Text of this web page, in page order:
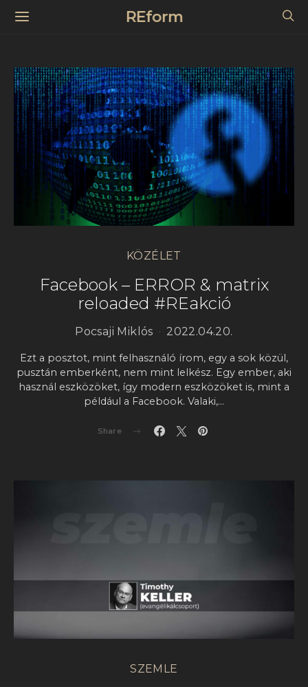
REform
KÖZÉLET
Facebook – ERROR & matrix
reloaded #REakció
Pocsaji Miklós 2022.04.20.
Ezt a posztot, mint felhasználó írom, egy a sok közül,
pusztán emberként, nem mint lelkész. Egy ember, aki
használ eszközöket, így modern eszközöket is, mint a
például a Facebook. Valaki,…
Share
SZEMLE